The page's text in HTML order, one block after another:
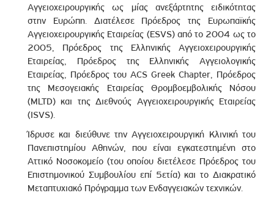
Αγγειοχειρουργικής ως μίας ανεξάρτητης ειδικότητας
στην Ευρώπη. Διατέλεσε Πρόεδρος της Ευρωπαϊκής
Αγγειοχειρουργικής Εταιρείας (ESVS) από το 2004 ως το
2005, Πρόεδρος της Ελληνικής Αγγειοχειρουργικής
Εταιρείας, Πρόεδρος της Ελληνικής Αγγειολογικής
Εταιρείας, Πρόεδρος του ACS Greek Chapter, Πρόεδρος
της Μεσογειακής Εταιρείας Θρομβοεμβολικής Νόσου
(MLTD) και της Διεθνούς Αγγειοχειρουργικής Εταιρείας
(ISVS).
Ίδρυσε και διεύθυνε την Αγγειοχειρουργική Κλινική του
Πανεπιστημίου Αθηνών, που είναι εγκατεστημένη στο
Αττικό Νοσοκομείο (του οποίου διετέλεσε Πρόεδρος του
Επιστημονικού Συμβουλίου επί 5ετία) και το Διακρατικό
Μεταπτυχιακό Πρόγραμμα των Ενδαγγειακών τεχνικών.